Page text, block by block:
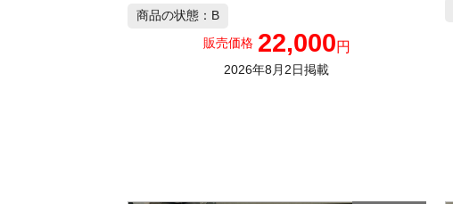
商品の状態：B
販売価格 22,000円
2026年8月2日掲載